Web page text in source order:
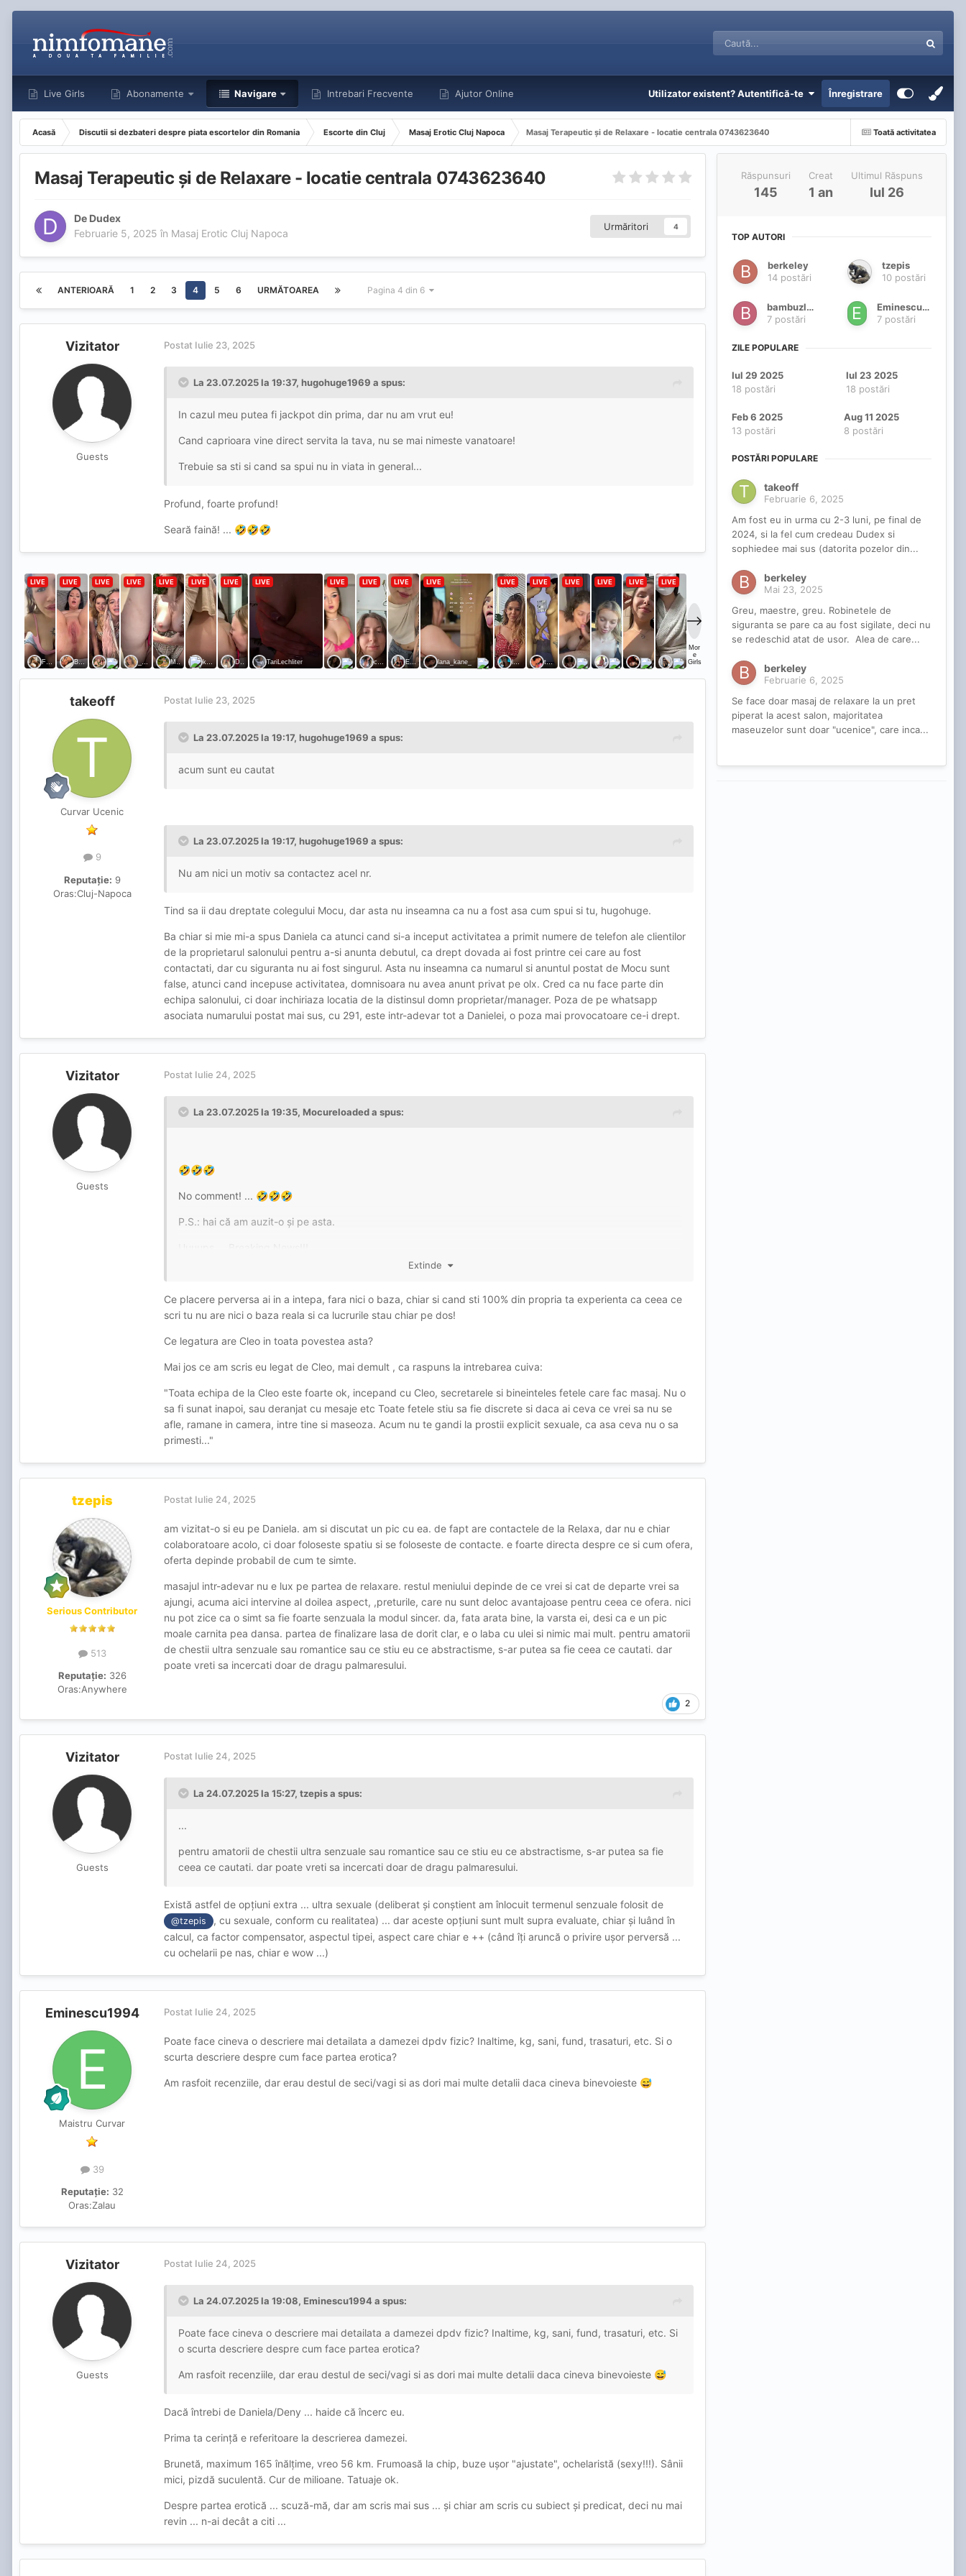
Live Girls Abonamente Navigare Intrebari Frecvente Ajutor Online Utilizator existent? Autentifică-te Înregistrare
Toată activitatea
Acasă Discutii si dezbateri despre piata escortelor din Romania Escorte din Cluj Masaj Erotic Cluj Napoca Masaj Terapeutic și de Relaxare - locatie centrala 0743623640
Masaj Terapeutic și de Relaxare - locatie centrala 0743623640
De Dudex
Februarie 5, 2025 în Masaj Erotic Cluj Napoca
Urmăritori 4
ANTERIOARĂ 1 2 3 4 5 6 URMĂTOAREA Pagina 4 din 6
Vizitator
Guests
Postat Iulie 23, 2025
La 23.07.2025 la 19:37, hugohuge1969 a spus:
In cazul meu putea fi jackpot din prima, dar nu am vrut eu!
Cand caprioara vine direct servita la tava, nu se mai nimeste vanatoare!
Trebuie sa sti si cand sa spui nu in viata in general...
Profund, foarte profund!
Seară faină! ... 🤣🤣🤣
takeoff
Curvar Ucenic
9
Reputație: 9
Oras:Cluj-Napoca
Postat Iulie 23, 2025
La 23.07.2025 la 19:17, hugohuge1969 a spus:
acum sunt eu cautat
La 23.07.2025 la 19:17, hugohuge1969 a spus:
Nu am nici un motiv sa contactez acel nr.
Tind sa ii dau dreptate colegului Mocu, dar asta nu inseamna ca nu a fost asa cum spui si tu, hugohuge.
Ba chiar si mie mi-a spus Daniela ca atunci cand si-a inceput activitatea a primit numere de telefon ale clientilor
de la proprietarul salonului pentru a-si anunta debutul, ca drept dovada ai fost printre cei care au fost
contactati, dar cu siguranta nu ai fost singurul. Asta nu inseamna ca numarul si anuntul postat de Mocu sunt
false, atunci cand incepuse activitatea, domnisoara nu avea anunt privat pe olx. Cred ca nu face parte din
echipa salonului, ci doar inchiriaza locatia de la distinsul domn proprietar/manager. Poza de pe whatsapp
asociata numarului postat mai sus, cu 291, este intr-adevar tot a Danielei, o poza mai provocatoare ce-i drept.
Vizitator
Guests
Postat Iulie 24, 2025
La 23.07.2025 la 19:35, Mocureloadeda spus:
🤣🤣🤣
No comment! ... 🤣🤣🤣
P.S.: hai că am auzit-o și pe asta.
P.P.S.: @cleo masaj
... așa să fie procedura și la voi? ... îl sunați și îi spuneți că e așteptat în "așternuturi"?
Extinde
Ce placere perversa ai in a intepa, fara nici o baza, chiar si cand sti 100% din propria ta experienta ca ceea ce
scri tu nu are nici o baza reala si ca lucrurile stau chiar pe dos!
Ce legatura are Cleo in toata povestea asta?
Mai jos ce am scris eu legat de Cleo, mai demult , ca raspuns la intrebarea cuiva:
"Toata echipa de la Cleo este foarte ok, incepand cu Cleo, secretarele si bineinteles fetele care fac masaj. Nu o
sa fi sunat inapoi, sau deranjat cu mesaje etc Toate fetele stiu sa fie discrete si daca ai ceva ce vrei sa nu se
afle, ramane in camera, intre tine si maseoza. Acum nu te gandi la prostii explicit sexuale, ca asa ceva nu o sa
primesti..."
tzepis
Serious Contributor
513
Reputație: 326
Oras:Anywhere
Postat Iulie 24, 2025
am vizitat-o si eu pe Daniela. am si discutat un pic cu ea. de fapt are contactele de la Relaxa, dar nu e chiar
colaboratoare acolo, ci doar foloseste spatiu si se foloseste de contacte. e foarte directa despre ce si cum ofera,
oferta depinde probabil de cum te simte.
masajul intr-adevar nu e lux pe partea de relaxare. restul meniului depinde de ce vrei si cat de departe vrei sa
ajungi, acuma aici intervine al doilea aspect, ,preturile, care nu sunt deloc avantajoase pentru ceea ce ofera. nici
nu pot zice ca o simt sa fie foarte senzuala la modul sincer. da, fata arata bine, la varsta ei, desi ca e un pic
moale carnita pea dansa. partea de finalizare lasa de dorit clar, e o laba cu ulei si nimic mai mult. pentru amatorii
de chestii ultra senzuale sau romantice sau ce stiu eu ce abstractisme, s-ar putea sa fie ceea ce cautati. dar
poate vreti sa incercati doar de dragu palmaresului.
2
Vizitator
Guests
Postat Iulie 24, 2025
La 24.07.2025 la 15:27, tzepisa spus:
...
pentru amatorii de chestii ultra senzuale sau romantice sau ce stiu eu ce abstractisme, s-ar putea sa fie
ceea ce cautati. dar poate vreti sa incercati doar de dragu palmaresului.
Există astfel de opțiuni extra ... ultra sexuale (deliberat și conștient am înlocuit termenul senzuale folosit de
@tzepis
, cu sexuale, conform cu realitatea) ... dar aceste opțiuni sunt mult supra evaluate, chiar și luând în
calcul, ca factor compensator, aspectul tipei, aspect care chiar e ++ (când îți aruncă o privire ușor perversă ...
cu ochelarii pe nas, chiar e wow ...)
Eminescu1994
Maistru Curvar
39
Reputație: 32
Oras:Zalau
Postat Iulie 24, 2025
Poate face cineva o descriere mai detailata a damezei dpdv fizic? Inaltime, kg, sani, fund, trasaturi, etc. Si o
scurta descriere despre cum face partea erotica?
Am rasfoit recenziile, dar erau destul de seci/vagi si as dori mai multe detalii daca cineva binevoieste 😅
Vizitator
Guests
Postat Iulie 24, 2025
La 24.07.2025 la 19:08, Eminescu1994a spus:
Poate face cineva o descriere mai detailata a damezei dpdv fizic? Inaltime, kg, sani, fund, trasaturi, etc. Si
o scurta descriere despre cum face partea erotica?
Am rasfoit recenziile, dar erau destul de seci/vagi si as dori mai multe detalii daca cineva binevoieste 😅
Dacă întrebi de Daniela/Deny ... haide că încerc eu.
Prima ta cerință e referitoare la descrierea damezei.
Brunetă, maximum 165 înălțime, vreo 56 km. Frumoasă la chip, buze ușor "ajustate", ochelaristă (sexy!!!). Sânii
mici, pizdă suculentă. Cur de milioane. Tatuaje ok.
Despre partea erotică ... scuză-mă, dar am scris mai sus ... și chiar am scris cu subiect și predicat, deci nu mai
revin ... n-ai decât a citi ...
Răspunsuri
145
Creat
1 an
Ultimul Răspuns
Iul 26
TOP AUTORI
berkeley
14 postări
tzepis
10 postări
bambuzlea
7 postări
Eminescu1994
7 postări
ZILE POPULARE
Iul 29 2025
18 postări
Iul 23 2025
18 postări
Feb 6 2025
13 postări
Aug 11 2025
8 postări
POSTĂRI POPULARE
takeoff
Februarie 6, 2025
Am fost eu in urma cu 2-3 luni, pe final de
2024, si la fel cum credeau Dudex si
sophiedee mai sus (datorita pozelor din...
berkeley
Mai 23, 2025
Greu, maestre, greu. Robinetele de
siguranta se pare ca au fost sigilate, deci nu
se redeschid atat de usor. Alea de care...
berkeley
Februarie 6, 2025
Se face doar masaj de relaxare la un pret
piperat la acest salon, majoritatea
maseuzelor sunt doar "ucenice", care inca...